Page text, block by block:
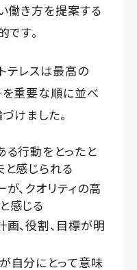
働き方を提案する
す。
テレスは最高の
重要な順に並べ
けました。
る行動をとったと
と感じられる
、クオリティの高
感じる
、役割、目標が明
自分にとって意味